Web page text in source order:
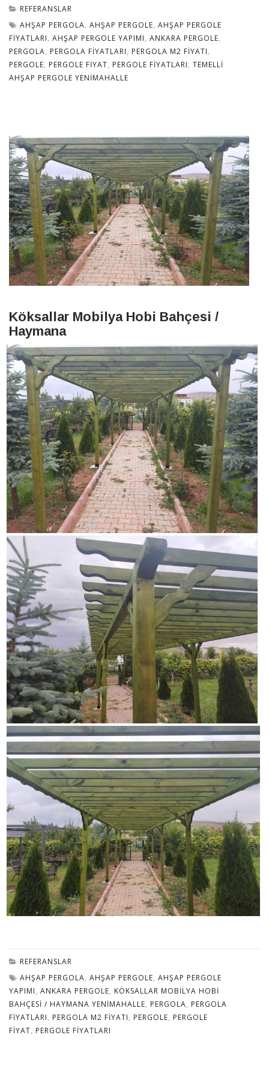
REFERANSLAR
AHŞAP PERGOLA, AHŞAP PERGOLE, AHŞAP PERGOLE
FIYATLARI, AHŞAP PERGOLE YAPIMI, ANKARA PERGOLE,
PERGOLA, PERGOLA FIYATLARI, PERGOLA M2 FIYATI,
PERGOLE, PERGOLE FIYAT, PERGOLE FIYATLARI, TEMELLI
AHŞAP PERGOLE YENIMAHALLE
Köksallar Mobilya Hobi Bahçesi /
Haymana
REFERANSLAR
AHŞAP PERGOLA, AHŞAP PERGOLE, AHŞAP PERGOLE
YAPIMI, ANKARA PERGOLE, KÖKSALLAR MOBILYA HOBI
BAHÇESI / HAYMANA YENIMAHALLE, PERGOLA, PERGOLA
FIYATLARI, PERGOLA M2 FIYATI, PERGOLE, PERGOLE
FIYAT, PERGOLE FIYATLARI